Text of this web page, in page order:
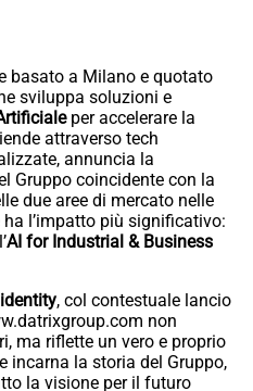
basato a Milano e quotato
sviluppa soluzioni e
per accelerare la
attraverso tech
annuncia la
Gruppo coincidente con la
due aree di mercato nelle
l’impatto più significativo:
AI for Industrial & Business
identity, col contestuale lancio
non
ma riflette un vero e proprio
incarna la storia del Gruppo,
la visione per il futuro